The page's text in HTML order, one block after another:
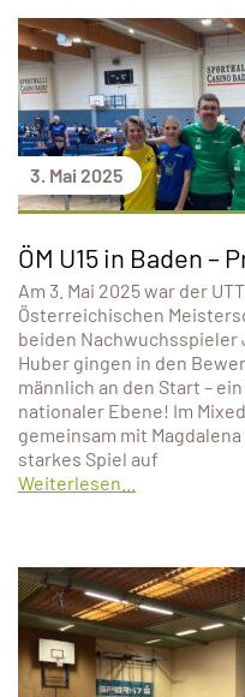
3. Mai 2025
ÖM U15 in Baden –
Am 3. Mai 2025 war der
Österreichischen
beiden Nachwuchsspieler
Huber gingen in den
männlich an den Start –
nationaler Ebene! Im
gemeinsam mit
starkes Spiel auf
Weiterlesen...